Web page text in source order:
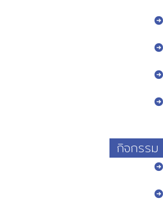
กิจกรรม